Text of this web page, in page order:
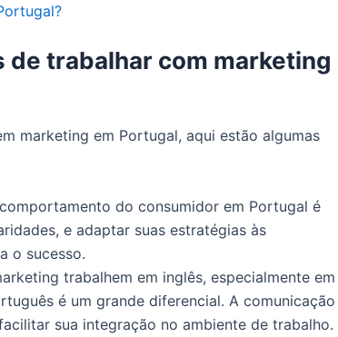
de trabalhar com marketing
marketing em Portugal, aqui estão algumas
do consumidor em Portugal é
e adaptar suas estratégias às
o sucesso.
trabalhem em inglês, especialmente em
é um grande diferencial. A comunicação
sua integração no ambiente de trabalho.